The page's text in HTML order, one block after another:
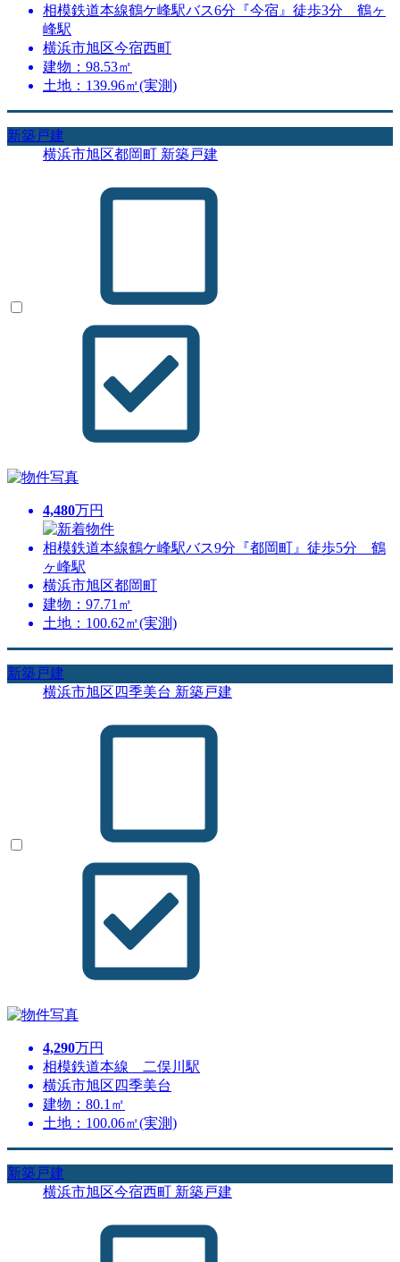
相模鉄道本線鶴ケ峰駅バス6分『今宿』徒歩3分 鶴ヶ
峰駅
横浜市旭区今宿西町
建物：98.53㎡
土地：139.96㎡(実測)
新築戸建
横浜市旭区都岡町 新築戸建
4,480万円
相模鉄道本線鶴ケ峰駅バス9分『都岡町』徒歩5分 鶴
ヶ峰駅
横浜市旭区都岡町
建物：97.71㎡
土地：100.62㎡(実測)
新築戸建
横浜市旭区四季美台 新築戸建
4,290万円
相模鉄道本線 二俣川駅
横浜市旭区四季美台
建物：80.1㎡
土地：100.06㎡(実測)
新築戸建
横浜市旭区今宿西町 新築戸建